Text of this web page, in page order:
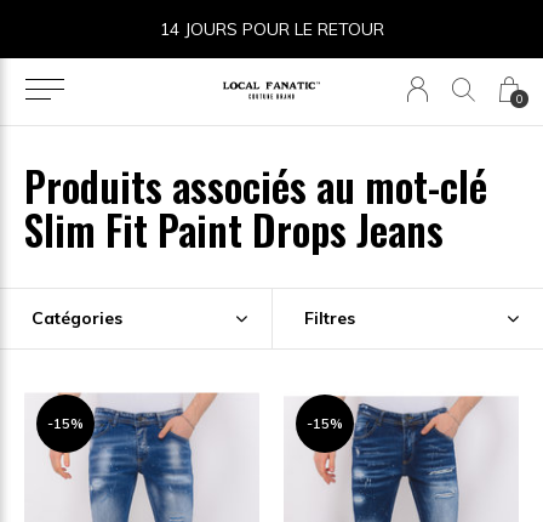
0
14 JOURS POUR LE RETOUR
Produits associés au mot-clé
Slim Fit Paint Drops Jeans
Catégories Filtres
-15% -15%